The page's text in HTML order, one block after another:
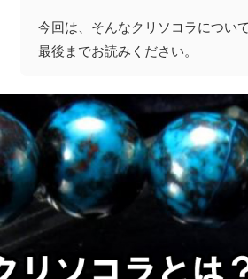
今回は、そんなクリソコラについ
最後までお読みください。